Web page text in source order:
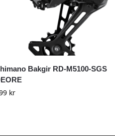
Bakgir RD-M5100-SGS
kr